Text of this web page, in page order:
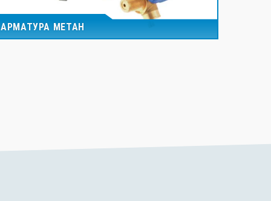
АРМАТУРА МЕТАН